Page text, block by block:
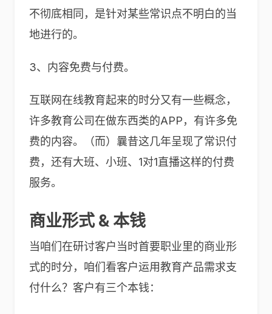
不彻底相同，是针对某些常识点不明白的当
地进行的。
3、内容免费与付费。
互联网在线教育起来的时分又有一些概念，
许多教育公司在做东西类的APP，有许多免
费的内容。（而）曩昔这几年呈现了常识付
费，还有大班、小班、1对1直播这样的付费
服务。
商业形式 & 本钱
当咱们在研讨客户当时首要职业里的商业形
式的时分，咱们看客户运用教育产品需求支
付什么？客户有三个本钱：